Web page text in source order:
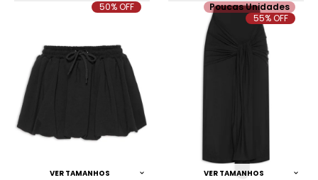
VER TAMANHOS
50% OFF
VER TAMANHOS
Poucas Unidades
55% OFF